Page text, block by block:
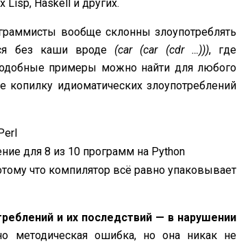
Haskell и других.
вообще склонны злоупотреблять
без каши вроде (car (car (cdr …))), где
примеры можно найти для любого
идиоматических злоупотреблений
для 8 из 10 программ на Python
что компилятор всё равно упаковывает
и их последствий — в нарушении
методическая ошибка, но она никак не